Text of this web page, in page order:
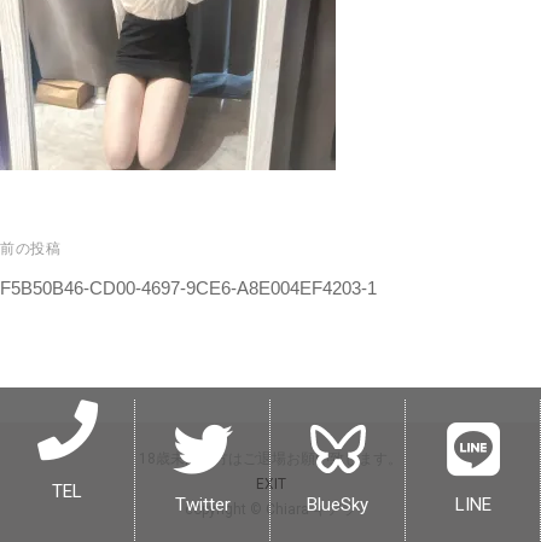
TEL
Twitter BlueSky LINE
前の投稿
F5B50B46-CD00-4697-9CE6-A8E004EF4203-1
18歳未満の方はご退場お願い致します。
EXIT
copyright © Chiara キアラ